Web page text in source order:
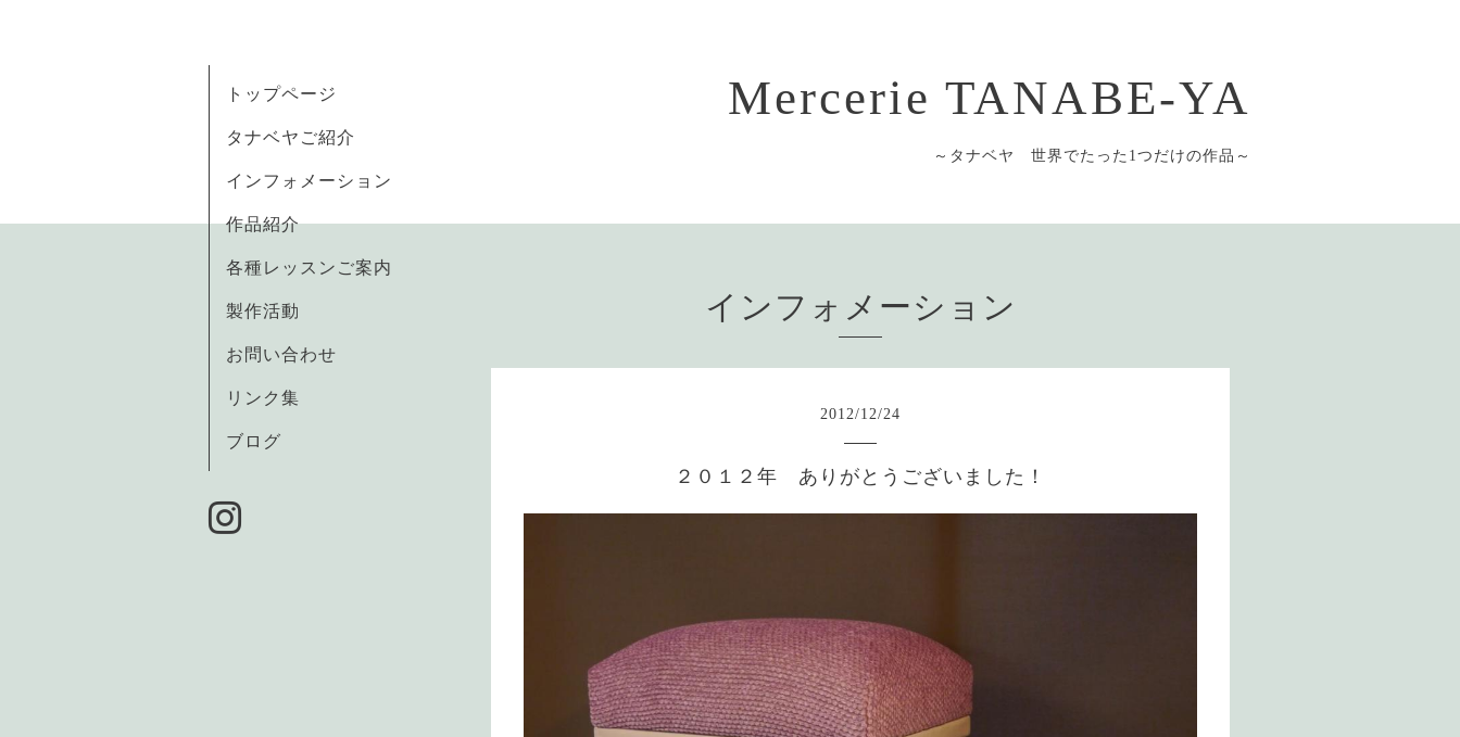
Mercerie TANABE-YA
～タナベヤ 世界でたった1つだけの作品～
トップページ
タナベヤご紹介
インフォメーション
作品紹介
各種レッスンご案内
製作活動
お問い合わせ
リンク集
ブログ
インフォメーション
2012/12/24
２０１２年 ありがとうございました！